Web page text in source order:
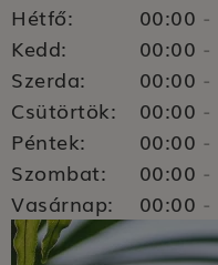
Hétfő:
00:00 -
Kedd:
00:00 -
Szerda:
00:00 -
Csütörtök:
00:00 -
Péntek:
00:00 -
Szombat:
00:00 -
Vasárnap:
00:00 -